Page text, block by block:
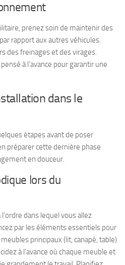
prenez soin de maintenir des
rapport aux autres véhicules.
des freinages et des virages.
à l’avance pour garantir une
dans le
étapes avant de poser
préparer cette dernière phase
en douceur.
lors du
dans lequel vous allez
par les éléments essentiels pour
principaux (lit, canapé, table)
à l’avance où chaque meuble et